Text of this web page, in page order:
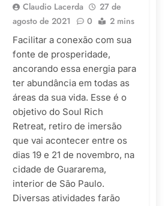
Claudio Lacerda
27 de
agosto de 2021
0 2 mins
Facilitar a conexão com sua
fonte de prosperidade,
ancorando essa energia para
ter abundância em todas as
áreas da sua vida. Esse é o
objetivo do Soul Rich
Retreat, retiro de imersão
que vai acontecer entre os
dias 19 e 21 de novembro, na
cidade de Guararema,
interior de São Paulo.
Diversas atividades farão